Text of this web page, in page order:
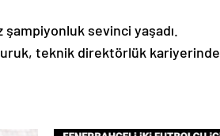
sevinci yaşadı.
teknik direktörlük kariyerinde